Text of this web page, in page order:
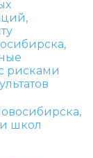
рисками
школ